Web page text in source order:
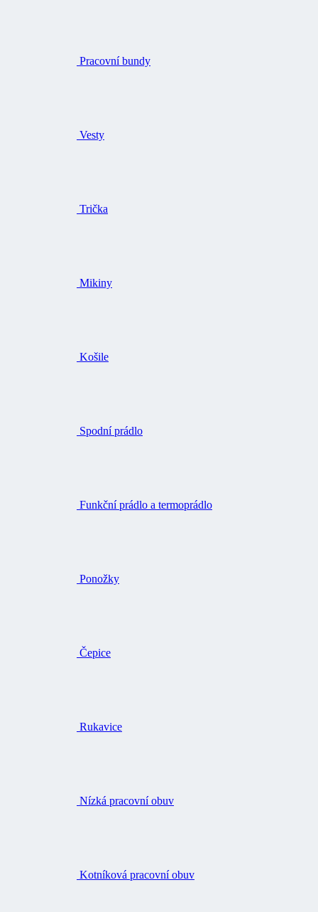
Pracovní bundy
Vesty
Trička
Mikiny
Košile
Spodní prádlo
Funkční prádlo a termoprádlo
Ponožky
Čepice
Rukavice
Nízká pracovní obuv
Kotníková pracovní obuv